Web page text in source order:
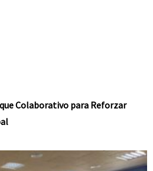
Colaborativo para Reforzar